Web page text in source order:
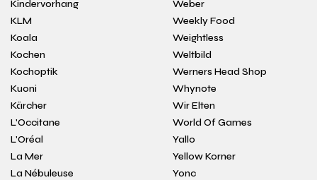
Kindervorhang
KLM
Koala
Kochen
Kochoptik
Kuoni
Kärcher
L'Occitane
L'Oréal
La Mer
La Nébuleuse
Weber
Weekly Food
Weightless
Weltbild
Werners Head Shop
Whynote
Wir Elten
World Of Games
Yallo
Yellow Korner
Yonc